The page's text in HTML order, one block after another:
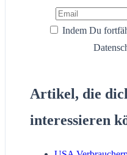
Indem Du
Artikel, die
interessieren